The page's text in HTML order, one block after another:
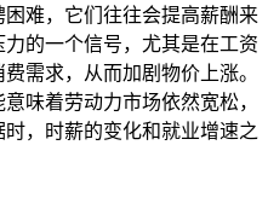
难，它们往往会提高薪酬来
的一个信号，尤其是在工资
需求，从而加剧物价上涨。
味着劳动力市场依然宽松，
，时薪的变化和就业增速之